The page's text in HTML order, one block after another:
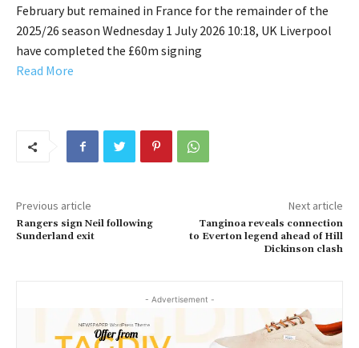
February but remained in France for the remainder of the
2025/26 season Wednesday 1 July 2026 10:18, UK Liverpool
have completed the £60m signing
Read More
Previous article
Rangers sign Neil following
Sunderland exit
Next article
Tanginoa reveals connection
to Everton legend ahead of Hill
Dickinson clash
- Advertisement -